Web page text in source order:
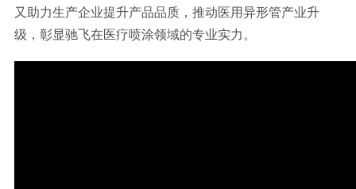
又助力生产企业提升产品品质，推动医用异形管产业升
级，彰显驰飞在医疗喷涂领域的专业实力。